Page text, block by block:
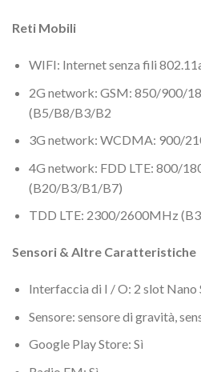
Reti Mobili
WIFI: Internet senza fili
2G network: GSM: 850/900/
(B5/B8/B3/B2
3G network: WCDMA: 900/
4G network: FDD LTE: 800/
(B20/B3/B1/B7)
TDD LTE: 2300/2600MHz
Sensori & Altre Caratteristiche
Interfaccia di I / O: 2 slot Nano
Sensore: sensore di gravità,
Google Play Store: Sì